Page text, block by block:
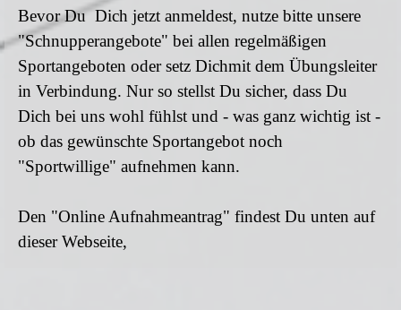
Bevor Du Dich jetzt anmeldest, nutze bitte unsere
"Schnupperangebote" bei allen regelmäßigen
Sportangeboten oder setz Dichmit dem Übungsleiter
in Verbindung. Nur so stellst Du sicher, dass Du
Dich bei uns wohl fühlst und - was ganz wichtig ist -
ob das gewünschte Sportangebot noch
"Sportwillige" aufnehmen kann.
Den "Online Aufnahmeantrag" findest Du unten auf
dieser Webseite,